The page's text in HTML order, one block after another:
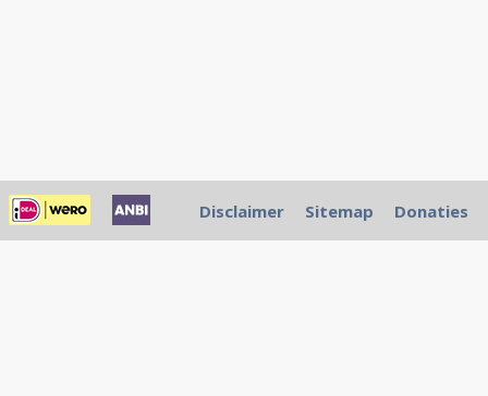
Disclaimer Sitemap Donaties